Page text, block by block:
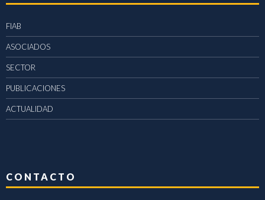
FIAB
ASOCIADOS
SECTOR
PUBLICACIONES
ACTUALIDAD
CONTACTO